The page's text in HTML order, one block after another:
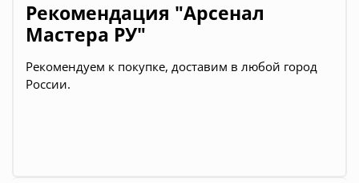
Рекомендация "Арсенал
Мастера РУ"
Рекомендуем к покупке, доставим в любой город
России.